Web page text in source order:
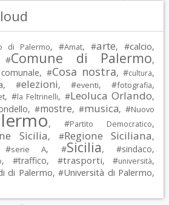
di Palermo, #Amat, #arte, #calcio,
Comune di Palermo,
, #Cosa nostra, #cultura,
, #elezioni, #eventi, #fotografia,
, #la Feltrinelli, #Leoluca Orlando,
, #mostre, #musica, #Nuovo
, #Partito Democratico,
Sicilia, #Regione Siciliana,
serie A, #Sicilia, #sindaco,
, #traffico, #trasporti, #università,
di Palermo, #Università di Palermo,